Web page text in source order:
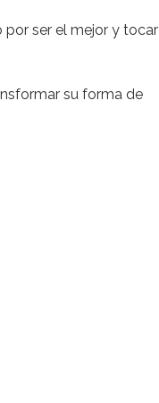
por ser el mejor y tocar
su forma de